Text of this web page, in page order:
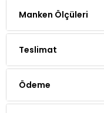
Manken Ölçüleri
Teslimat
Ödeme